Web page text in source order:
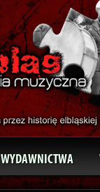
WYDAWNICTWA